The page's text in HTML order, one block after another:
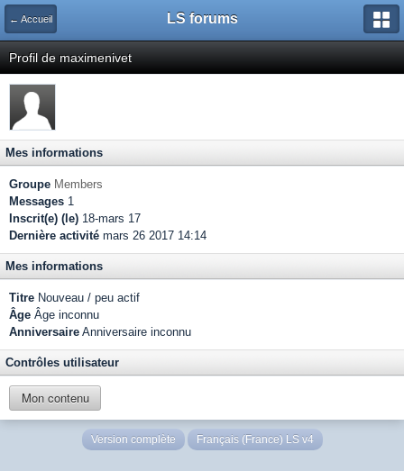
← Accueil LS forums
Profil de maximenivet
Mes informations
Groupe Members
Messages 1
Inscrit(e) (le) 18-mars 17
Dernière activité mars 26 2017 14:14
Mes informations
Titre Nouveau / peu actif
Âge Âge inconnu
Anniversaire Anniversaire inconnu
Contrôles utilisateur
Mon contenu
Version complète Français (France) LS v4